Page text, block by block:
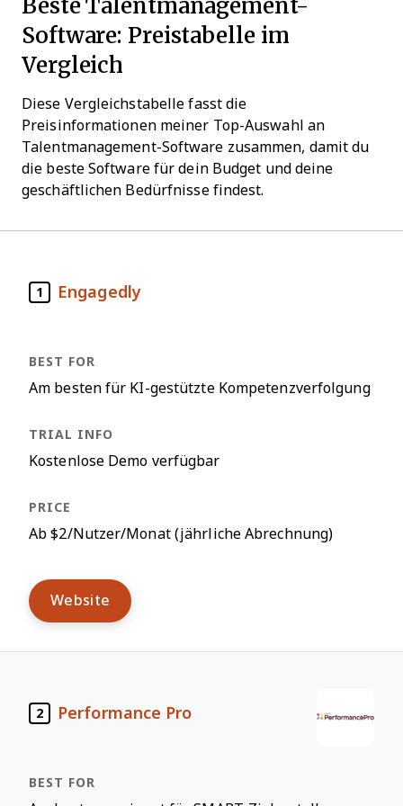
Software: Preistabelle im
Vergleich
Diese Vergleichstabelle fasst die
Preisinformationen meiner Top-Auswahl an
Talentmanagement-Software zusammen, damit du
die beste Software für dein Budget und deine
geschäftlichen Bedürfnisse findest.
1 Engagedly
Am besten für KI-gestützte Kompetenzverfolgung
Kostenlose Demo verfügbar
Ab $2/Nutzer/Monat (jährliche Abrechnung)
Website
2 Performance Pro